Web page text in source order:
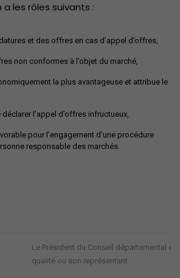
les rôles suivants :
et des offres en cas d’appel d’offres,
non conformes à l’objet du marché,
la plus avantageuse et attribue le
l’appel d’offres infructueux,
pour l’engagement d’une procédure
responsable des marchés.
Le Président du Conseil départemental es-
qualité ou son représentant